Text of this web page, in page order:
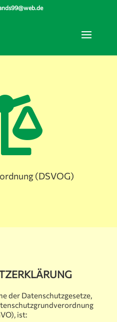
(DSVOG)
der Datenschutzgesetze,
ist: